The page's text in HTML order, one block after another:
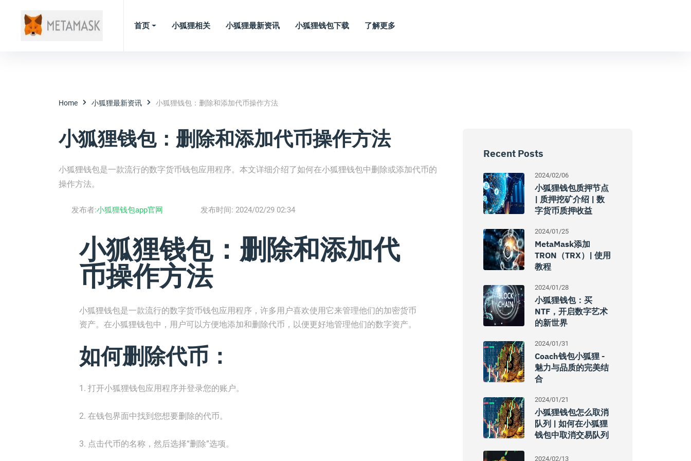
首页 小狐狸相关 小狐狸最新资讯 小狐狸钱包下载 了解更多
Home 小狐狸最新资讯 小狐狸钱包：删除和添加代币操作方法
小狐狸钱包：删除和添加代币操作方法
小狐狸钱包是一款流行的数字货币钱包应用程序。本文详细介绍了如何在小狐狸钱包中删除或添加代币的
操作方法。
发布者:小狐狸钱包app官网 发布时间: 2024/02/29 02:34
小狐狸钱包：删除和添加代
币操作方法
小狐狸钱包是一款流行的数字货币钱包应用程序，许多用户喜欢使用它来管理他们的加密货币
资产。在小狐狸钱包中，用户可以方便地添加和删除代币，以便更好地管理他们的数字资产。
如何删除代币：
1. 打开小狐狸钱包应用程序并登录您的账户。
2. 在钱包界面中找到您想要删除的代币。
3. 点击代币的名称，然后选择“删除”选项。
Recent Posts
2024/02/06
小狐狸钱包质押节点
| 质押挖矿介绍 | 数
字货币质押收益
2024/01/25
MetaMask添加
TRON（TRX）| 使用
教程
2024/01/28
小狐狸钱包：买
NTF，开启数字艺术
的新世界
2024/01/31
Coach钱包小狐狸 -
魅力与品质的完美结
合
2024/01/21
小狐狸钱包怎么取消
队列 | 如何在小狐狸
钱包中取消交易队列
2024/02/13